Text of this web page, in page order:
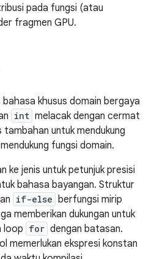
pada fungsi (atau
fragmen GPU.
khusus domain bergaya
int melacak dengan cermat
untuk mendukung
fungsi domain.
ke jenis untuk petunjuk presisi
bahasa bayangan. Struktur
if-else berfungsi mirip
memberikan dukungan untuk
loop for dengan batasan.
memerlukan ekspresi konstan